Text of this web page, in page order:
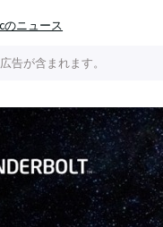
のニュース
告が含まれます。